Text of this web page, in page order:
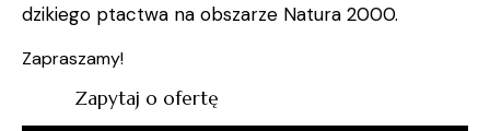
dzikiego ptactwa na obszarze Natura 2000.
Zapraszamy!
Zapytaj o ofertę